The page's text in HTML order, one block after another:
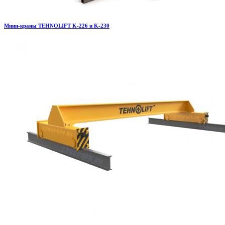
Мини-краны TEHNOLIFT K-226 и K-230